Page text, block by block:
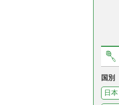
国別
日本